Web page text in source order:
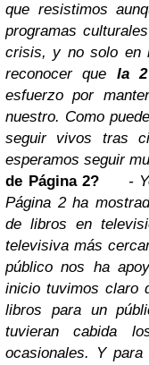
que resistimos
programas
crisis, y no solo en
reconocer que la 2
esfuerzo por
nuestro. Como
seguir vivos tras
esperamos seguir
de Página 2?
-
Página 2 ha
de libros en
televisiva más
público nos ha
inicio tuvimos claro
libros para un
tuvieran cabida
ocasionales. Y